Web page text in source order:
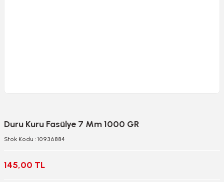
Duru Kuru Fasülye 7 Mm 1000 GR
Stok Kodu : 10936884
145,00 TL